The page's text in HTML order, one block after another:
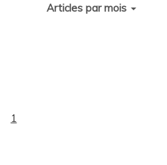
Articles par mois
1